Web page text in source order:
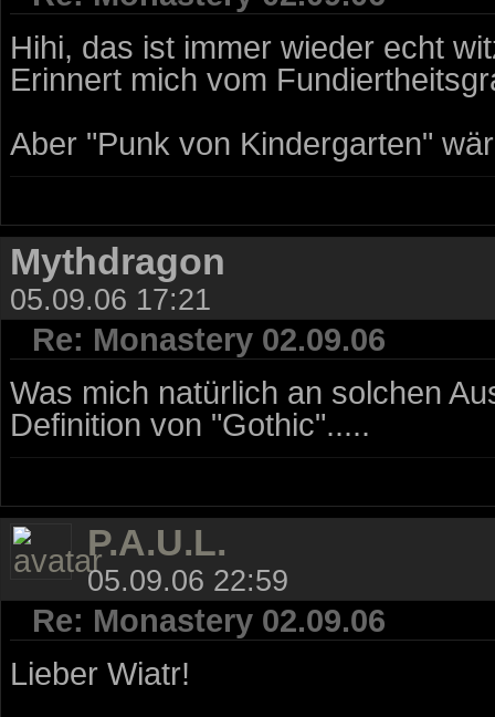
Hihi, das ist immer wieder echt
Erinnert mich vom
Aber "Punk von Kindergarten"
Mythdragon
05.09.06 17:21
Re: Monastery 02.09.06
Was mich natürlich an solchen
Definition von "Gothic".....
P.A.U.L.
05.09.06 22:59
Re: Monastery 02.09.06
Lieber Wiatr!